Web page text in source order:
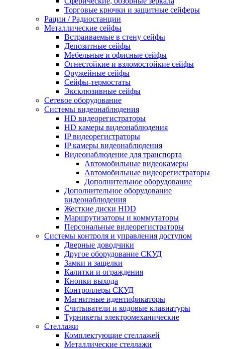
Торговые крючки и защитные сейферы
Рации / Радиостанции
Металлические сейфы
Встраиваемые в стену сейфы
Депозитные сейфы
Мебельные и офисные сейфы
Огнестойкие и взломостойкие сейфы
Оружейные сейфы
Сейфы-термостаты
Эксклюзивные сейфы
Сетевое оборудование
Системы видеонаблюдения
HD видеорегистраторы
HD камеры видеонаблюдения
IP видеорегистраторы
IP камеры видеонаблюдения
Видеонаблюдение для транспорта
Автомобильные видеокамеры
Автомобильные видеорегистраторы
Дополнительное оборудование
Дополнительное оборудование
видеонаблюдения
Жесткие диски HDD
Маршрутизаторы и коммутаторы
Персональные видеорегистраторы
Системы контроля и управления доступом
Дверные доводчики
Другое оборудование СКУД
Замки и защелки
Калитки и ограждения
Кнопки выхода
Контроллеры СКУД
Магнитные идентификаторы
Считыватели и кодовые клавиатуры
Турникеты электромеханические
Стеллажи
Комплектующие стеллажей
Металлические стеллажи